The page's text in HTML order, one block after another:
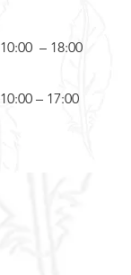
10:00 – 18:00
10:00 – 17:00